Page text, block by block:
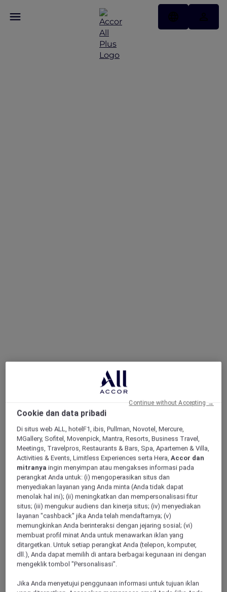
Cookie dan data pribadi
Di situs web ALL, hotelF1, ibis, Pullman, Novotel, Mercure,
MGallery, Sofitel, Movenpick, Mantra, Resorts, Business Travel,
Meetings, Travelpros, Restaurants & Bars, Spa, Apartemen & Villa,
Activities & Events, Limitless Experiences serta Hera,Accor dan
mitranya ingin menyimpan atau mengakses informasi pada
perangkat Anda untuk: (i) mengoperasikan situs dan
menyediakan layanan yang Anda minta (Anda tidak dapat
menolak hal ini); (ii) meningkatkan dan mempersonalisasi fitur
situs; (iii) mengukur audiens dan kinerja situs; (iv) menyediakan
layanan "cashback" jika Anda telah mendaftarnya; (v)
memungkinkan Anda berinteraksi dengan jejaring sosial; (vi)
membuat profil minat Anda untuk menawarkan iklan yang
ditargetkan. Untuk setiap perangkat Anda (telepon, komputer,
dll.), Anda dapat memilih di antara berbagai kegunaan ini dengan
mengeklik tombol "Personalisasi".
Jika Anda menyetujui penggunaan informasi untuk tujuan iklan
Continue without Accepting →